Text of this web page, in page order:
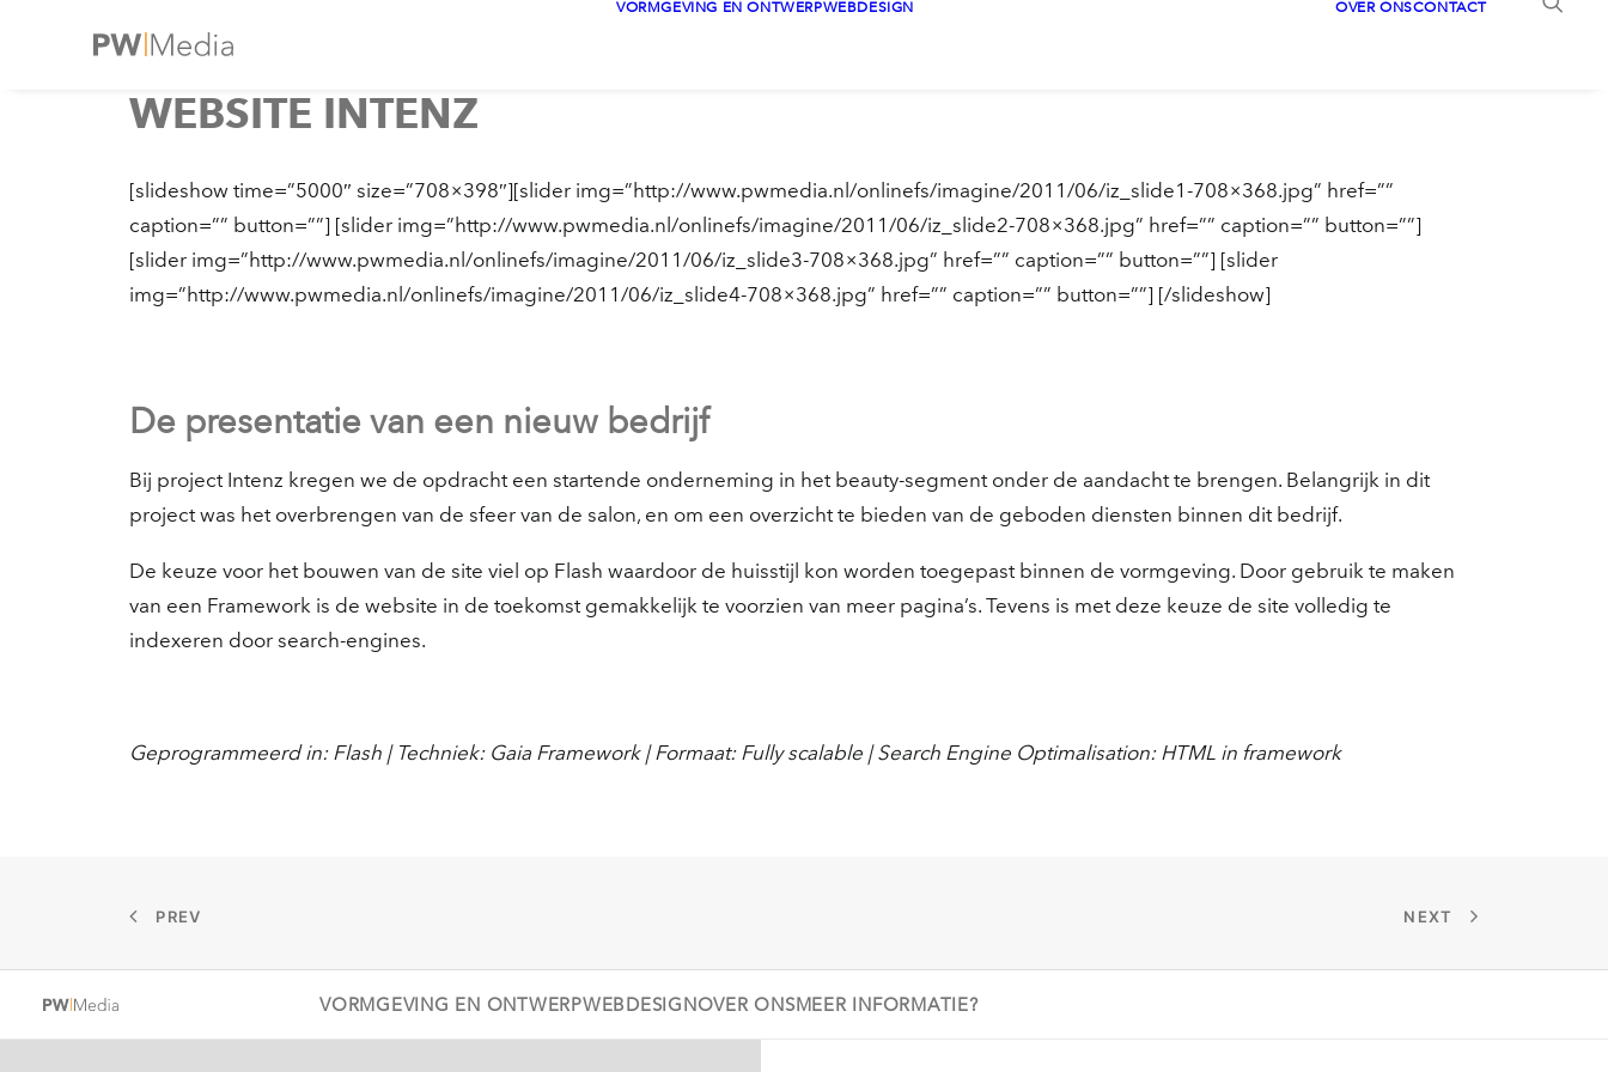
VORMGEVING EN ONTWERPWEBDESIGN OVER ONSCONTACT
WEBSITE INTENZ
[slideshow time=”5000″ size=”708×398″][slider img=”http://www.pwmedia.nl/onlinefs/imagine/2011/06/iz_slide1-708×368.jpg” href=””
caption=”” button=””] [slider img=”http://www.pwmedia.nl/onlinefs/imagine/2011/06/iz_slide2-708×368.jpg” href=”” caption=”” button=””]
[slider img=”http://www.pwmedia.nl/onlinefs/imagine/2011/06/iz_slide3-708×368.jpg” href=”” caption=”” button=””] [slider
img=”http://www.pwmedia.nl/onlinefs/imagine/2011/06/iz_slide4-708×368.jpg” href=”” caption=”” button=””] [/slideshow]
De presentatie van een nieuw bedrijf
Bij project Intenz kregen we de opdracht een startende onderneming in het beauty-segment onder de aandacht te brengen. Belangrijk in dit
project was het overbrengen van de sfeer van de salon, en om een overzicht te bieden van de geboden diensten binnen dit bedrijf.
De keuze voor het bouwen van de site viel op Flash waardoor de huisstijl kon worden toegepast binnen de vormgeving. Door gebruik te maken
van een Framework is de website in de toekomst gemakkelijk te voorzien van meer pagina’s. Tevens is met deze keuze de site volledig te
indexeren door search-engines.
Geprogrammeerd in: Flash | Techniek: Gaia Framework | Formaat: Fully scalable | Search Engine Optimalisation: HTML in framework
PREV NEXT
VORMGEVING EN ONTWERPWEBDESIGNOVER ONSMEER INFORMATIE?